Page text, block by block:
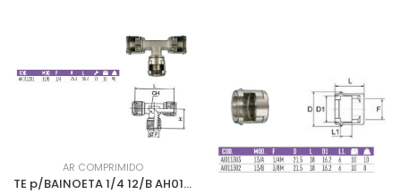
AR COMPRIMIDO
TE p/BAINOETA 1/4 12/B AH011201